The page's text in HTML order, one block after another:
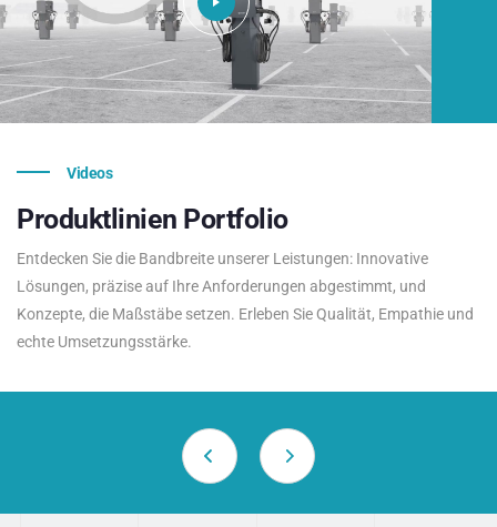
Videos
Produktlinien Portfolio
Entdecken Sie die Bandbreite unserer Leistungen: Innovative
Lösungen, präzise auf Ihre Anforderungen abgestimmt, und
Konzepte, die Maßstäbe setzen. Erleben Sie Qualität, Empathie und
echte Umsetzungsstärke.